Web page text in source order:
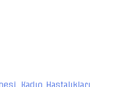
Kadın Hastalıkları